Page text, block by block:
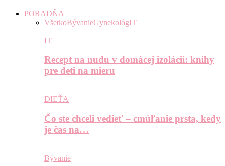
PORADŇA
VšetkoBývanieGynekológIT
IT
Recept na nudu v domácej izolácii: knihy
pre deti na mieru
DIEŤA
Čo ste chceli vedieť – cmúľanie prsta, kedy
je čas na…
Bývanie